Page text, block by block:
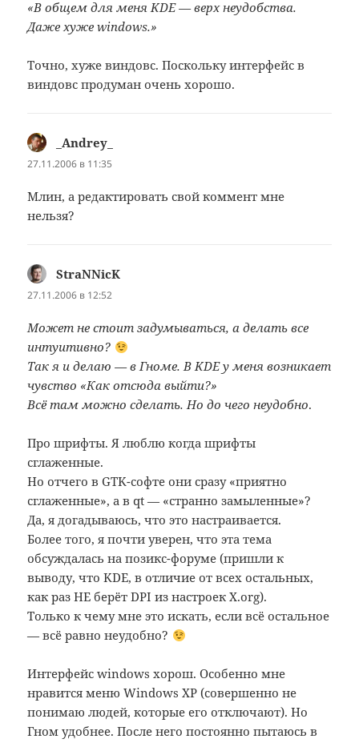
«В общем для меня KDE — верх неудобства.
Даже хуже windows.»
Точно, хуже виндовс. Поскольку интерфейс в
виндовс продуман очень хорошо.
_Andrey_
27.11.2006 в 11:35
Млин, а редактировать свой коммент мне
нельзя?
StraNNicK
27.11.2006 в 12:52
Может не стоит задумываться, а делать все
интуитивно?
Так я и делаю — в Гноме. В KDE у меня возникает
чувство «Как отсюда выйти?»
Всё там можно сделать. Но до чегонеудобно.
Про шрифты. Я люблю когда шрифты
сглаженные.
Но отчего в GTK-софте они сразу «приятно
сглаженные», а в qt — «странно замыленные»?
Да, я догадываюсь, что это настраивается.
Более того, я почти уверен, что эта тема
обсуждалась на позикс-форуме (пришли к
выводу, что KDE, в отличие от всех остальных,
как раз НЕ берёт DPI из настроек X.org).
Только к чему мне это искать, если всё остальное
— всё равно неудобно?
Интерфейс windows хорош. Особенно мне
нравится меню Windows XP (совершенно не
понимаю людей, которые его отключают). Но
Гном удобнее. После него постоянно пытаюсь в